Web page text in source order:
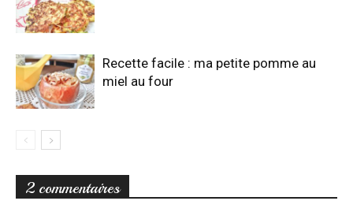
Recette facile : ma petite pomme au
miel au four
2 commentaires